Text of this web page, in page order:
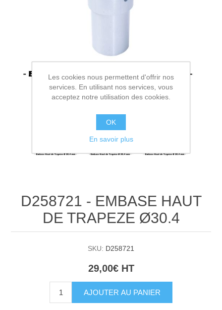
D258721 - EMBASE HAUT
DE TRAPEZE Ø30.4
SKU: D258721
29,00€ HT
AJOUTER AU PANIER
Les cookies nous permettent d'offrir nos
services. En utilisant nos services, vous
acceptez notre utilisation des cookies.
OK
En savoir plus